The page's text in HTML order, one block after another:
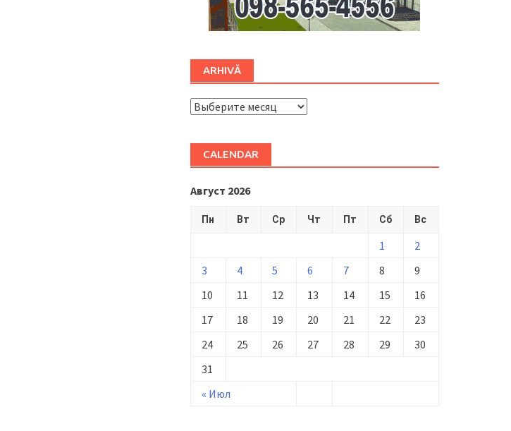
ARHIVĂ
ARHIVĂ
CALENDAR
Август 2026
Пн Вт Ср Чт Пт Сб Вс
« Июл
1
2
3
4 5 6 7 8
9
10
11 12 13 14 15
16
17
18 19 20 21 22
23
24
25 26 27 28 29
30
31